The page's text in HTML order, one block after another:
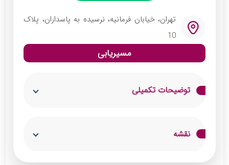
تهران، خیابان فرمانیه، نرسیده به پاسداران، پلاک
10
مسیریابی
توضیحات تکمیلی
بیش از 900 نفر ظرفیت دارد. تالار فرمانیه دو سالن
نقشه